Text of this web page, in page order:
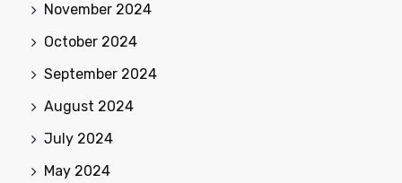
November 2024
October 2024
September 2024
August 2024
July 2024
May 2024